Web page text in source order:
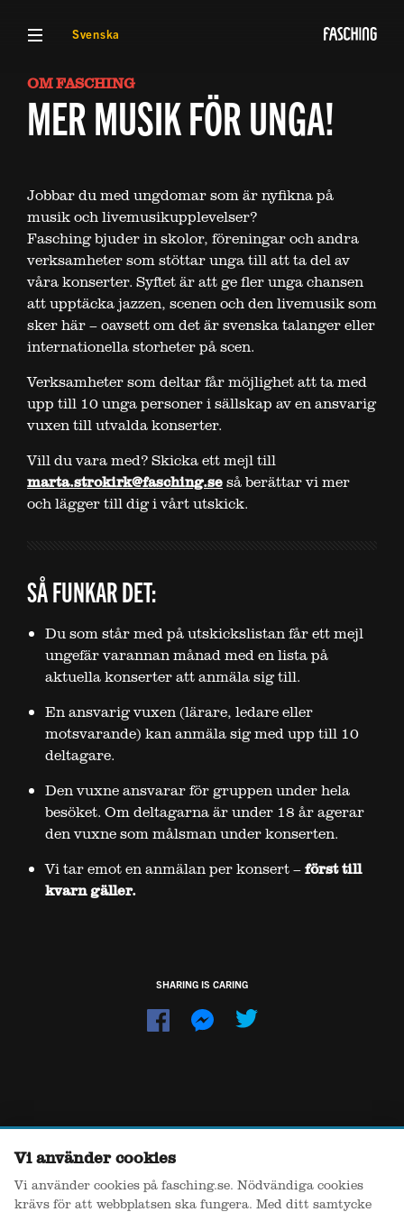
VISA MENYSvenska
OM FASCHING
MER MUSIK FÖR UNGA!
Jobbar du med ungdomar som är nyfikna på
musik och livemusikupplevelser?
Fasching bjuder in skolor, föreningar och andra
verksamheter som stöttar unga till att ta del av
våra konserter. Syftet är att ge fler unga chansen
att upptäcka jazzen, scenen och den livemusik som
sker här – oavsett om det är svenska talanger eller
internationella storheter på scen.
Verksamheter som deltar får möjlighet att ta med
upp till 10 unga personer i sällskap av en ansvarig
vuxen till utvalda konserter.
Vill du vara med? Skicka ett mejl till
marta.strokirk@fasching.seså berättar vi mer
och lägger till dig i vårt utskick.
SÅ FUNKAR DET:
Du som står med på utskickslistan får ett mejl
ungefär varannan månad med en lista på
aktuella konserter att anmäla sig till.
En ansvarig vuxen (lärare, ledare eller
motsvarande) kan anmäla sig med upp till 10
deltagare.
Den vuxne ansvarar för gruppen under hela
besöket. Om deltagarna är under 18 år agerar
den vuxne som målsman under konserten.
Vi tar emot en anmälan per konsert –först till
kvarn gäller.
SHARING IS CARING
Dela
Dela
Vi använder cookies
Vi använder cookies på fasching.se. Nödvändiga cookies
krävs för att webbplatsen ska fungera. Med ditt samtycke